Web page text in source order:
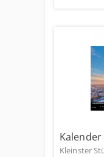
Kleinster